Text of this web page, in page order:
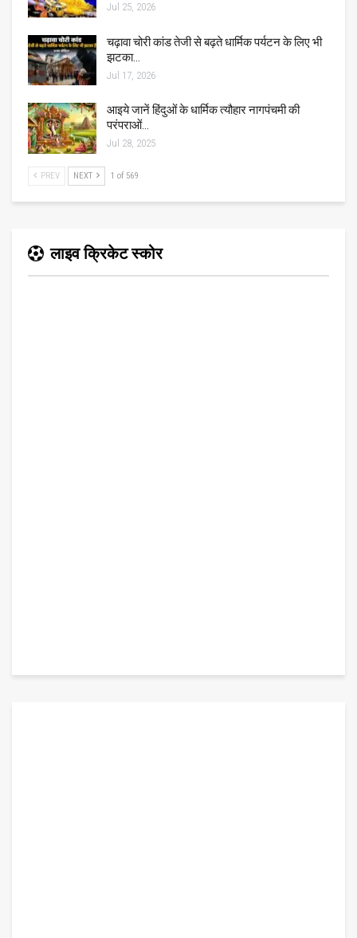
Jul 25, 2026
चढ़ावा चोरी कांड तेजी से बढ़ते धार्मिक पर्यटन के लिए भी
झटका…
Jul 17, 2026
आइये जानें हिंदुओं के धार्मिक त्यौहार नागपंचमी की
परंपराओं…
Jul 28, 2025
PREV NEXT 1 of 569
लाइव क्रिकेट स्कोर